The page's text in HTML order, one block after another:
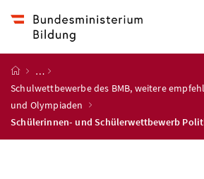
Startseite
…
Schulwettbewerbe des BMB, weitere
und Olympiaden
Schülerinnen- und Schülerwettbewerb